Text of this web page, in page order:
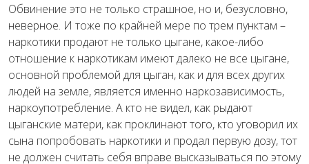
Обвинение это не только страшное, но и, безусловно,
неверное. И тоже по крайней мере по трем пунктам –
наркотики продают не только цыгане, какое-либо
отношение к наркотикам имеют далеко не все цыгане,
основной проблемой для цыган, как и для всех других
людей на земле, является именно наркозависимость,
наркоупотребление. А кто не видел, как рыдают
цыганские матери, как проклинают того, кто уговорил их
сына попробовать наркотики и продал первую дозу, тот
не должен считать себя вправе высказываться по этому